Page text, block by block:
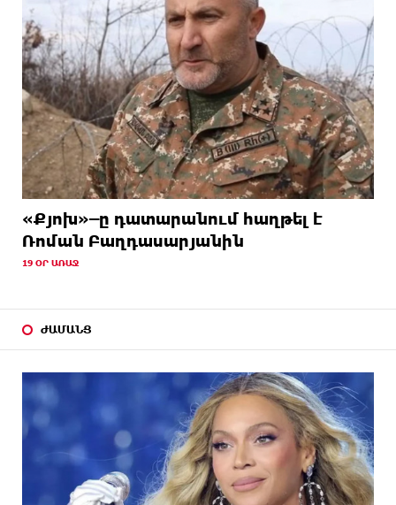
«Քյոխ»–ը դատարանում հաղթել է
Ռոման Բաղդասարյանին
19 ՕՐ ԱՌԱՋ
ԺԱՄԱՆՑ